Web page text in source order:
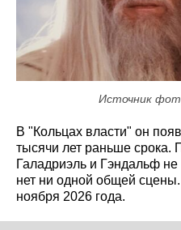
Источник
В "Кольцах власти" он
тысячи лет раньше срока.
Галадриэль и Гэндальф не
нет ни одной общей
ноября 2026 года.